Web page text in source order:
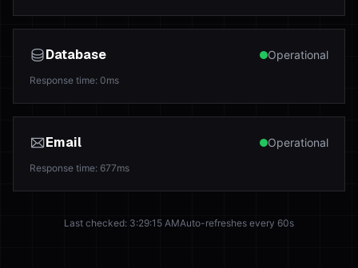
Database Operational
Response time: 0ms
Email Operational
Response time: 677ms
Last checked: 3:29:15 AMAuto-refreshes every 60s